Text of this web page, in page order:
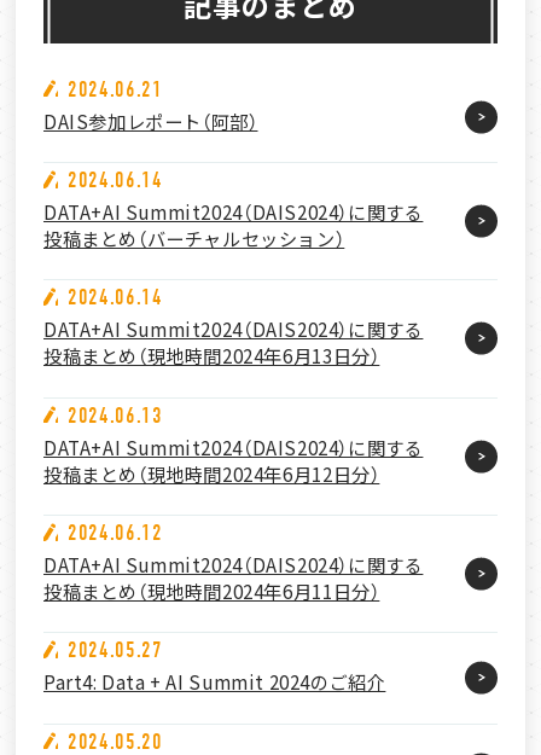
2024.06.21
DAIS参加レポート（阿部）
2024.06.14
DATA+AI Summit2024（DAIS2024）に関する
投稿まとめ（バーチャルセッション）
2024.06.14
DATA+AI Summit2024（DAIS2024）に関する
投稿まとめ（現地時間2024年6月13日分）
2024.06.13
DATA+AI Summit2024（DAIS2024）に関する
投稿まとめ（現地時間2024年6月12日分）
2024.06.12
DATA+AI Summit2024（DAIS2024）に関する
投稿まとめ（現地時間2024年6月11日分）
2024.05.27
Part4: Data + AI Summit 2024のご紹介
2024.05.20